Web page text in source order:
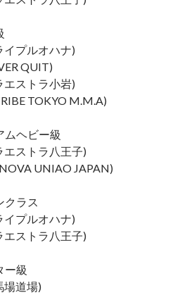
プルオハナ)
QUIT)
ストラ小岩)
TOKYO M.M.A)
ムヘビー級
ストラ八王子)
UNIAO JAPAN)
クラス
プルオハナ)
ストラ八王子)
ー級
道場)